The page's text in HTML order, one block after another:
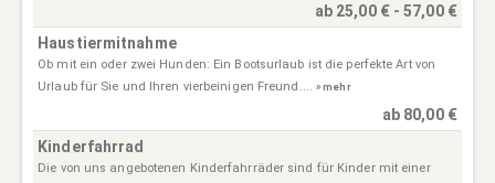
ab 25,00 € - 57,00 €
Haustiermitnahme
Ob mit ein oder zwei Hunden: Ein Bootsurlaub ist die perfekte Art von
Urlaub für Sie und Ihren vierbeinigen Freund....» mehr
ab 80,00 €
Kinderfahrrad
Die von uns angebotenen Kinderfahrräder sind für Kinder mit einer